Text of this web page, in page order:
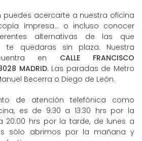
puedes acercarte a nuestra oficina
impresa... o incluso conocer
alternativas de las que
te quedaras sin plaza. Nuestra
en CALLE FRANCISCO
MADRID. Las paradas de Metro
Becerra o Diego de León.
de atención telefónica como
es de 9:30 a 13:30 hrs por la
20:00 hrs por la tarde, de lunes a
sólo abrimos por la mañana y